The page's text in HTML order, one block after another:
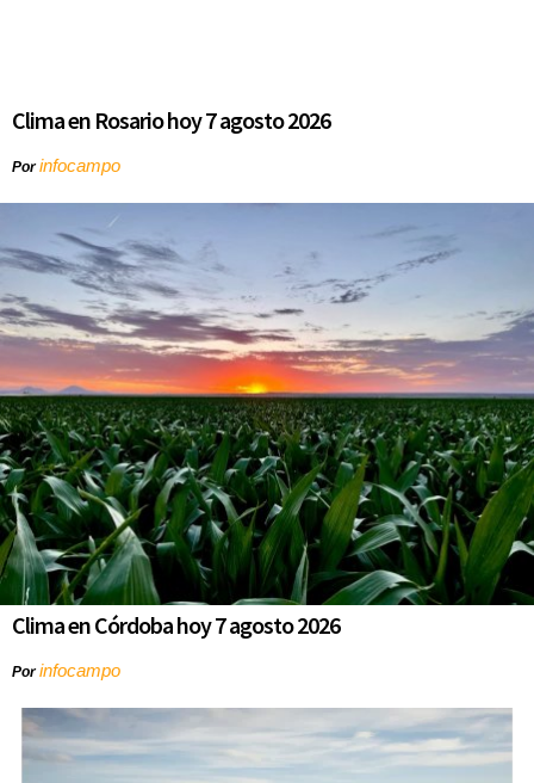
Clima en Rosario hoy 7 agosto 2026
Porinfocampo
Clima en Córdoba hoy 7 agosto 2026
Porinfocampo